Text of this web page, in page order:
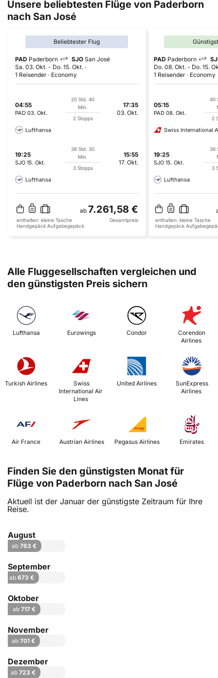
Unsere beliebtesten Flüge von Paderborn
nach San José
Beliebtester Flug
PAD Paderborn SJO San José
Sa. 03. Okt. - Do. 15. Okt.
1 Reisender
Economy
04:55
PAD 03. Okt.
20 Std. 40
Min.
2 Stopps
17:35
03. Okt.
Lufthansa
19:25
SJO 15. Okt.
36 Std. 30
Min.
3 Stopps
15:55
17. Okt.
Lufthansa
ab 7.261,58 €
enthalten: kleine Tasche
Handgepäck Aufgabegepäck
Gesamtpreis
PAD Paderborn
Do. 08. Okt. - Do. 15.
1 Reisender
Economy
05:15
PAD 08. Okt.
40
2
Swiss International
19:25
SJO 15. Okt.
36
3
Lufthansa
enthalten: kleine Tasche
Handgepäck
Alle Fluggesellschaften vergleichen und
den günstigsten Preis sichern
Lufthansa Eurowings Condor
Corendon
Airlines
Turkish Airlines
International Air
Lines
United Airlines
Airlines
Air France Austrian Airlines Emirates
Finden Sie den günstigsten Monat für
Flüge von Paderborn nach San José
Aktuell ist der Januar der günstigste Zeitraum für Ihre
Reise.
August
ab763 €
September
ab 673 €
Oktober
ab 717 €
November
ab 701 €
Dezember
ab 723 €